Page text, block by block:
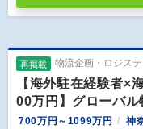
再掲載 物流企画・ロジス
【海外駐在経験者×
00万円】グローバ
700万円～1099万円
神